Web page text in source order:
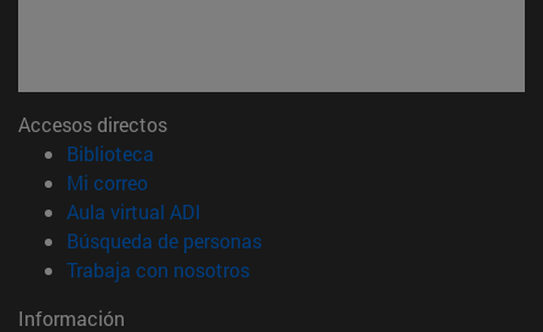
Accesos directos
Biblioteca
Mi correo(abre en nueva ventana)
Aula virtual ADI
Búsqueda de personas(abre en nueva ventana)
Trabaja con nosotros(abre en nueva ventana)
Información